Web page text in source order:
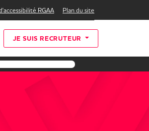
RGAA Plan du site
JE SUIS RECRUTEUR